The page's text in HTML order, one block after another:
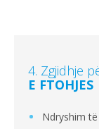
4. Zgjidhje
E FTOHJES
Ndryshim